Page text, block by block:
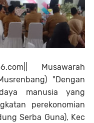
Musawarah
"Dengan
manusia yang
perekonomian
Serba Guna), Kec